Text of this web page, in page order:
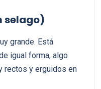
selago)
grande. Está
igual forma, algo
rectos y erguidos en